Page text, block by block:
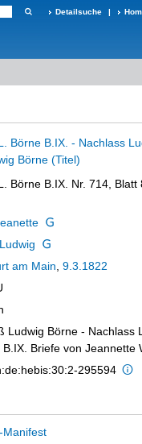
Detailsuche |
Börne B.IX. - Nachlass
Börne (Titel)
Börne B.IX. Nr. 714,
am Main 9.3.1822
Ludwig Börne - Nachlass
B.IX. Briefe von Jeannette
295594
Manifest